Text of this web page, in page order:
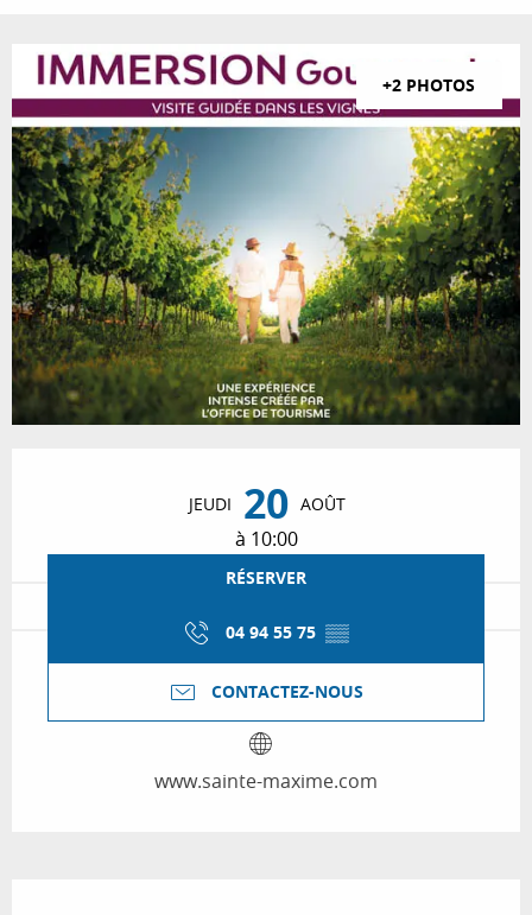
+2 PHOTOS
JEUDI 20 AOÛT
à 10:00
RÉSERVER
04 94 55 75 ▒▒
CONTACTEZ-NOUS
www.sainte-maxime.com